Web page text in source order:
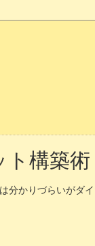
ト構築術
分かりづらいがダ